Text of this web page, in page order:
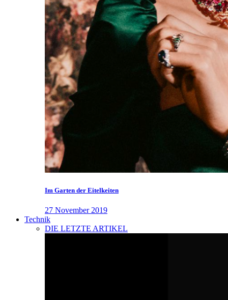
Im Garten der Eitelkeiten
27 November 2019
Technik
DIE LETZTE ARTIKEL